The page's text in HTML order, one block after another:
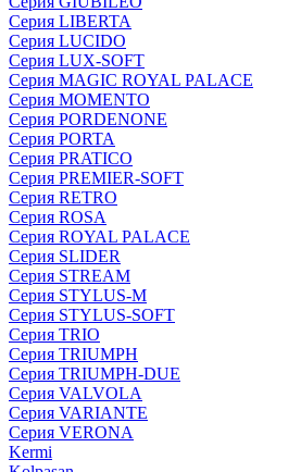
Серия LIBERTA
Серия LUCIDO
Серия LUX-SOFT
Серия MAGIC ROYAL PALACE
Серия MOMENTO
Серия PORDENONE
Серия PORTA
Серия PRATICO
Серия PREMIER-SOFT
Серия RETRO
Серия ROSA
Серия ROYAL PALACE
Серия SLIDER
Серия STREAM
Серия STYLUS-M
Серия STYLUS-SOFT
Серия TRIO
Серия TRIUMPH
Серия TRIUMPH-DUE
Серия VALVOLA
Серия VARIANTE
Серия VERONA
Kermi